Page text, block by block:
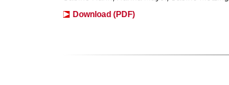
Download (PDF)